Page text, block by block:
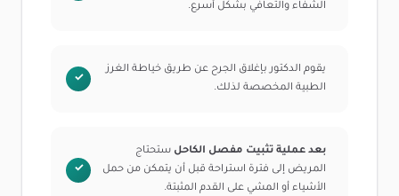
الشفاء والتعافي بشكل أسرع.
يقوم الدكتور بإغلاق الجرح عن طريق خياطة الغرز
الطبية المخصصة لذلك.
بعد عملية تثبيت مفصل الكاحل ستحتاج
المريض إلى فترة استراحة قبل أن يتمكن من حمل
الأشياء أو المشي على القدم المثبتة.